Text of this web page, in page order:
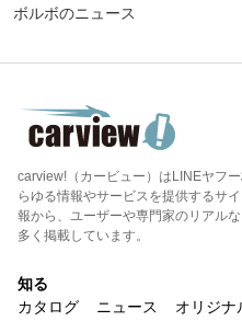
ボルボのニュース
carview!（カービュー）はLINEヤフ
らゆる情報やサービスを提供するサ
報から、ユーザーや専門家のリアル
多く掲載しています。
知る
カタログ
ニュース オリジナ